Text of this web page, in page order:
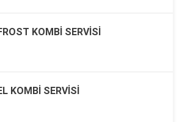
KOMBI SERVISI
KOMBI SERVISI